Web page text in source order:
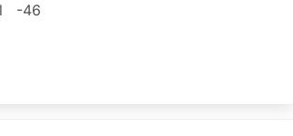
-46